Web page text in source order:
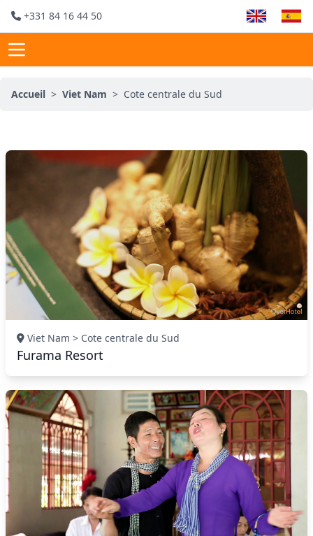
+331 84 16 44 50
Accueil > Viet Nam > Cote centrale du Sud
Viet Nam > Cote centrale du Sud
Furama Resort